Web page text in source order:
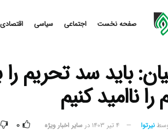
صفحه نخست اجتماعی سیاسی اقتصادی
باید سد تحریم
ناامید کنیم
نیرتوا 4 تیر 1403 در سایر اخبار ویژه 0